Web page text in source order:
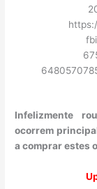
Infelizmente
ocorrem
a comprar estes